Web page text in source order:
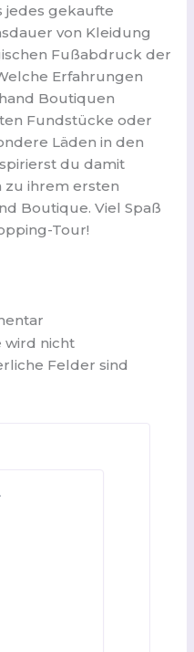
jedes gekaufte
von Kleidung
Fußabdruck der
Erfahrungen
Boutiquen
Fundstücke oder
Läden in den
du damit
zu ihrem ersten
Boutique. Viel Spaß
Tour!
wird nicht
Felder sind